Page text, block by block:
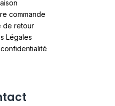
commande
de retour
Légales